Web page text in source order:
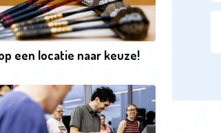
een locatie naar keuze!